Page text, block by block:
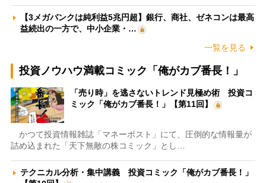
【3メガバンクは純利益5兆円超】銀行、商社、ゼネコンは最高
益続出の一方で、中小企業・…
一覧を見る
投資ノウハウ満載コミック「俺がカブ番長！」
「売り時」を逃さないトレンド見極め術 投資コ
ミック「俺がカブ番長！」【第11回】
かつて投資情報雑誌「マネーポスト」にて、圧倒的な情報量が
詰め込まれた「天下無敵の株コミック」とし…
テクニカル分析・集中講義 投資コミック「俺がカブ番長！」